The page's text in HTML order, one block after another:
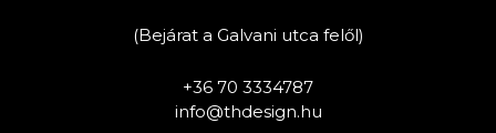
(Bejárat a Galvani utca felől)
+36 70 3334787
info@thdesign.hu